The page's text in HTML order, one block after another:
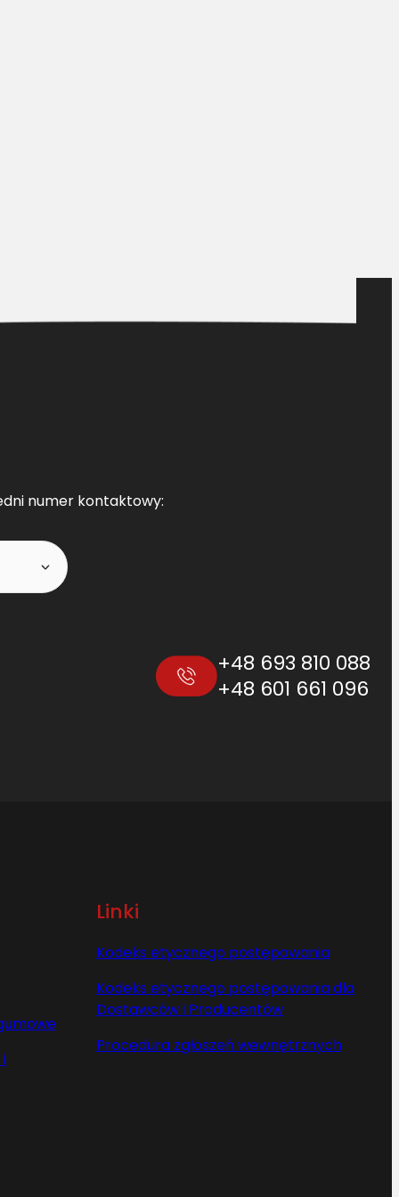
numer kontaktowy:
+48 693 810 088
+48 601 661 096
i
Linki
Kodeks etycznego postępowania
Kodeks etycznego postępowania dla
Dostawców i Producentów
Procedura zgłoszeń wewnętrznych